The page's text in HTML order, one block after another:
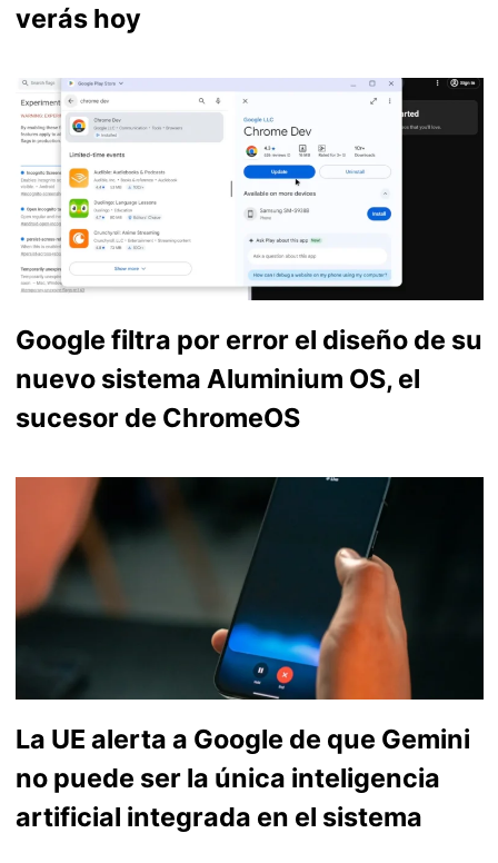
verás hoy
Google filtra por error el diseño de su
nuevo sistema Aluminium OS, el
sucesor de ChromeOS
La UE alerta a Google de que Gemini
no puede ser la única inteligencia
artificial integrada en el sistema